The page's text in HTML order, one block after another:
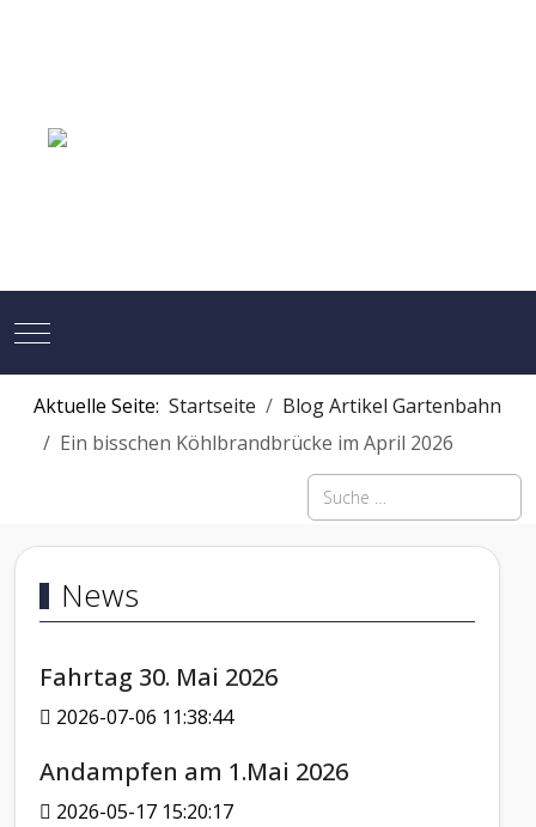
Mobile Menu Toggle
Aktuelle Seite: Startseite
Blog Artikel Gartenbahn
Ein bisschen Köhlbrandbrücke im April 2026
Suchen
News
Fahrtag 30. Mai 2026
2026-07-06 11:38:44
Andampfen am 1.Mai 2026
2026-05-17 15:20:17